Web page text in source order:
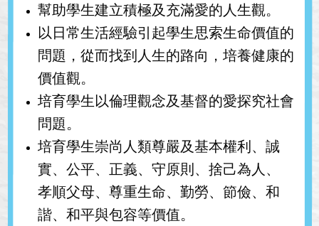
幫助學生建立積極及充滿愛的人生觀。
以日常生活經驗引起學生思索生命價值的
問題，從而找到人生的路向，培養健康的
價值觀。
培育學生以倫理觀念及基督的愛探究社會
問題。
培育學生崇尚人類尊嚴及基本權利、誠
實、公平、正義、守原則、捨己為人、
孝順父母、尊重生命、勤勞、節儉、和
諧、和平與包容等價值。